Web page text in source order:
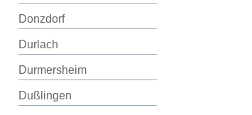
Donzdorf
Durlach
Durmersheim
Dußlingen